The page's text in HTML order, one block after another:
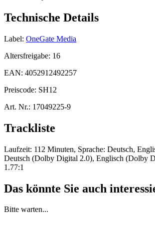
Technische Details
Label: OneGate Media
Altersfreigabe: 16
EAN: 4052912492257
Preiscode: SH12
Art. Nr.: 17049225-9
Trackliste
Laufzeit: 112 Minuten, Sprache: Deutsch,
Deutsch (Dolby Digital 2.0), Englisch (Dolby
1.77:1
Das könnte Sie auch
Bitte warten...